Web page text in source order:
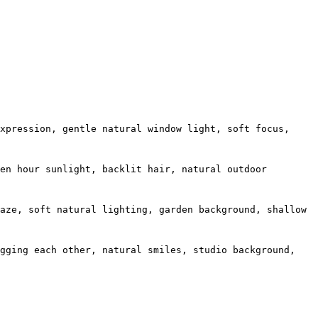
gentle natural window light, soft focus,
hour sunlight, backlit hair, natural outdoor
soft natural lighting, garden background, shallow
each other, natural smiles, studio background,